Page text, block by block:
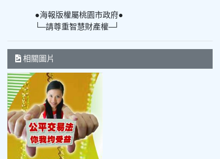
●海報版權屬桃園市政府●
└─請尊重智慧財產權─┘
相關圖片